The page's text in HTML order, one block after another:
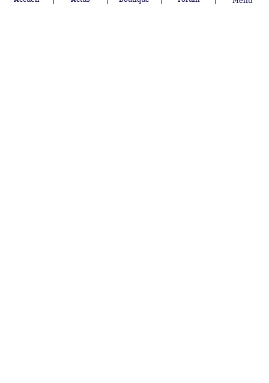
Tagliafico
France